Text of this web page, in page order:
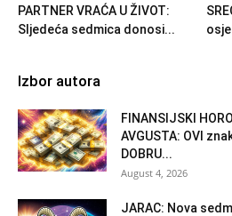
PARTNER VRAĆA U ŽIVOT:
Sljedeća sedmica donosi...
Izbor autora
FINANSIJSKI
AVGUSTA: OVI
DOBRU...
August 4, 2026
JARAC: Nova